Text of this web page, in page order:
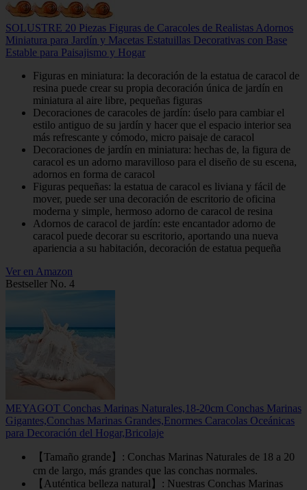
SOLUSTRE 20 Piezas Figuras de Caracoles de Realistas Adornos
Miniatura para Jardín y Macetas Estatuillas Decorativas con Base
Estable para Paisajismo y Hogar
Figuras en miniatura: la decoración de la estatua de caracol de
resina puede crear su propia decoración única de jardín en
miniatura al aire libre, pequeñas figuras
Decoraciones de caracoles de jardín: úselo para cambiar el
estilo antiguo de su jardín y hacer que el espacio interior sea
más refrescante y cómodo, micro paisaje de caracol
Decoraciones de jardín en miniatura: hechas de, la figura de
caracol es un adorno maravilloso para el diseño de su escena,
adornos en forma de caracol
Figuras pequeñas: la estatua de caracol es liviana y fácil de
mover, puede ser una decoración de escritorio de oficina
moderna y simple, hermoso adorno de caracol de resina
Adornos de caracol de jardín: este encantador adorno de
caracol puede decorar su escritorio, aportando una nueva
apariencia a su habitación, decoración de estatua pequeña
Ver en Amazon
Bestseller No. 4
MEYAGOT Conchas Marinas Naturales,18-20cm Conchas Marinas
Gigantes,Conchas Marinas Grandes,Enormes Caracolas Oceánicas
para Decoración del Hogar,Bricolaje
【Tamaño grande】: Conchas Marinas Naturales de 18 a 20
cm de largo, más grandes que las conchas normales.
【Auténtica belleza natural】: Nuestras Conchas Marinas